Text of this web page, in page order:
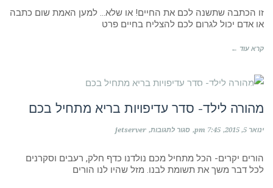
בחיים?
זו הכתבה שתשנה לכם את החיים! או שלא… למען האמת שום כתבה
או אדם יכול לגרום לכם להצליח בחיים פרט
קרא עוד ←
כל מה שצריך לדעת...
מהורה לילד- סדר עדיפויות בריא מתחיל בכם
ינואר 5, 2015 7:45 pm סגור לתגובותעל
סדר
עדיפויות
בריא
jetserver
הורים יקרים- הכל מתחיל מכם נולדנו כדף חלק, רעבים וסקרנים
לכל דבר משך את תשומת לבנו. מזל שהיו לנו הורים